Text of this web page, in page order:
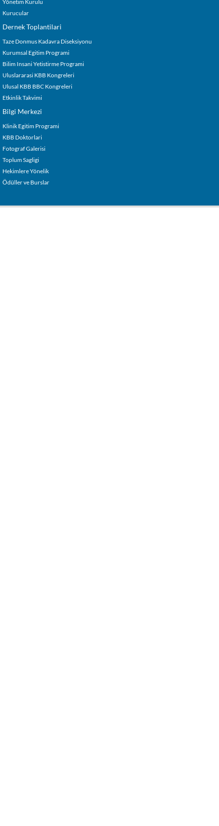
Yönetim Kurulu
Kurucular
Dernek Toplantilari
Taze Donmus Kadavra Diseksiyonu
Kurumsal Egitim Programi
Bilim Insani Yetistirme Programi
Uluslararasi KBB Kongreleri
Ulusal KBB BBC Kongreleri
Etkinlik Takvimi
Bilgi Merkezi
Klinik Egitim Programi
KBB Doktorlari
Fotograf Galerisi
Toplum Sagligi
Hekimlere Yönelik
Ödüller ve Burslar